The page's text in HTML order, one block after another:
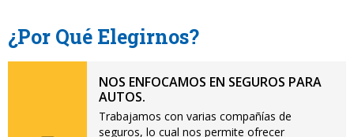
¿Por Qué Elegirnos?
NOS ENFOCAMOS EN SEGUROS PARA
AUTOS.
Trabajamos con varias compañías de
seguros, lo cual nos permite ofrecer